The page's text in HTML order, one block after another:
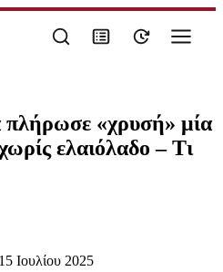
πλήρωσε «χρυσή» μία
ελαιόλαδο – Τι
Ιουλίου 2025